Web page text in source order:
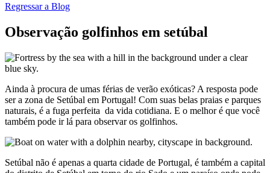
Regressar a Blog
Observação golfinhos em setúbal
Ainda à procura de umas férias de verão exóticas? A resposta pode
ser a zona de Setúbal em Portugal! Com suas belas praias e parques
naturais, é a fuga perfeita da vida cotidiana. E o melhor é que você
também pode ir lá para observar os golfinhos.
Setúbal não é apenas a quarta cidade de Portugal, é também a capital